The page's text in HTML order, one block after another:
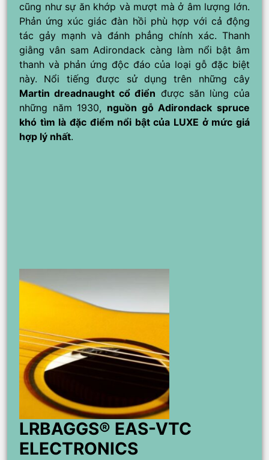
cũng như sự ăn khớp và mượt mà ở âm lượng lớn.
Phản ứng xúc giác đàn hồi phù hợp với cả động
tác gảy mạnh và đánh phẳng chính xác. Thanh
giằng vân sam Adirondack càng làm nổi bật âm
thanh và phản ứng độc đáo của loại gỗ đặc biệt
này. Nổi tiếng được sử dụng trên những cây
Martin dreadnaught cổ điển được săn lùng của
những năm 1930, nguồn gỗ Adirondack spruce
khó tìm là đặc điểm nổi bật của LUXE ở mức giá
hợp lý nhất.
LRBAGGS® EAS-VTC
ELECTRONICS